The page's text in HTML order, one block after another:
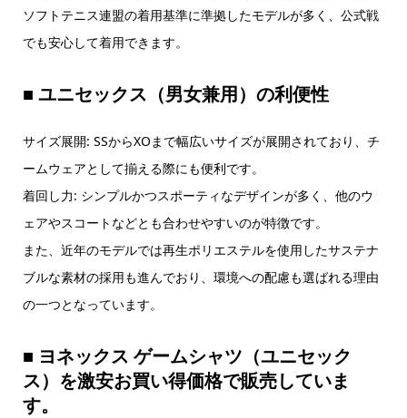
ソフトテニス連盟の着用基準に準拠したモデルが多く、公式戦
でも安心して着用できます。
■ ユニセックス（男女兼用）の利便性
サイズ展開: SSからXOまで幅広いサイズが展開されており、チ
ームウェアとして揃える際にも便利です。
着回し力: シンプルかつスポーティなデザインが多く、他のウ
ェアやスコートなどとも合わせやすいのが特徴です。
また、近年のモデルでは再生ポリエステルを使用したサステナ
ブルな素材の採用も進んでおり、環境への配慮も選ばれる理由
の一つとなっています。
■ ヨネックス ゲームシャツ（ユニセック
ス）を激安お買い得価格で販売していま
す。